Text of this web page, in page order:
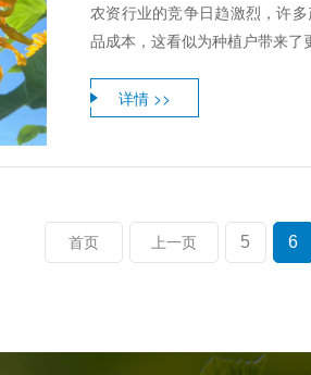
农资行业的竞争日趋激烈，许
品成本，这看似为种植户带来
详情 >>
首页 上一页 5 6